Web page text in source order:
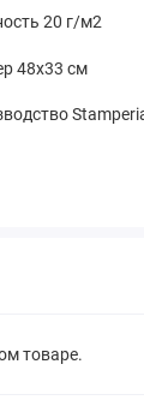
20 г/м2
48х33 см
товаре.